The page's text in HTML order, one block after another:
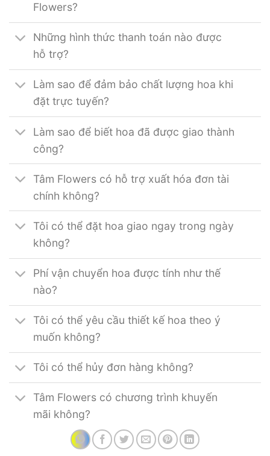
Flowers?
Những hình thức thanh toán nào được
hỗ trợ?
Làm sao để đảm bảo chất lượng hoa khi
đặt trực tuyến?
Làm sao để biết hoa đã được giao thành
công?
Tâm Flowers có hỗ trợ xuất hóa đơn tài
chính không?
Tôi có thể đặt hoa giao ngay trong ngày
không?
Phí vận chuyển hoa được tính như thế
nào?
Tôi có thể yêu cầu thiết kế hoa theo ý
muốn không?
Tôi có thể hủy đơn hàng không?
Tâm Flowers có chương trình khuyến
mãi không?